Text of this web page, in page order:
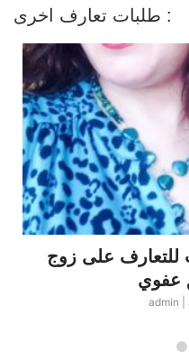
طلبات تعارف اخرى :
للتعارف على زوج
عفوي
admin